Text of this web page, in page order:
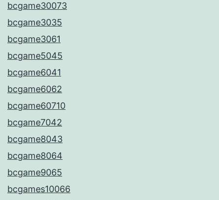
bcgame30073
bcgame3035
bcgame3061
bcgame5045
bcgame6041
bcgame6062
bcgame60710
bcgame7042
bcgame8043
bcgame8064
bcgame9065
bcgames10066